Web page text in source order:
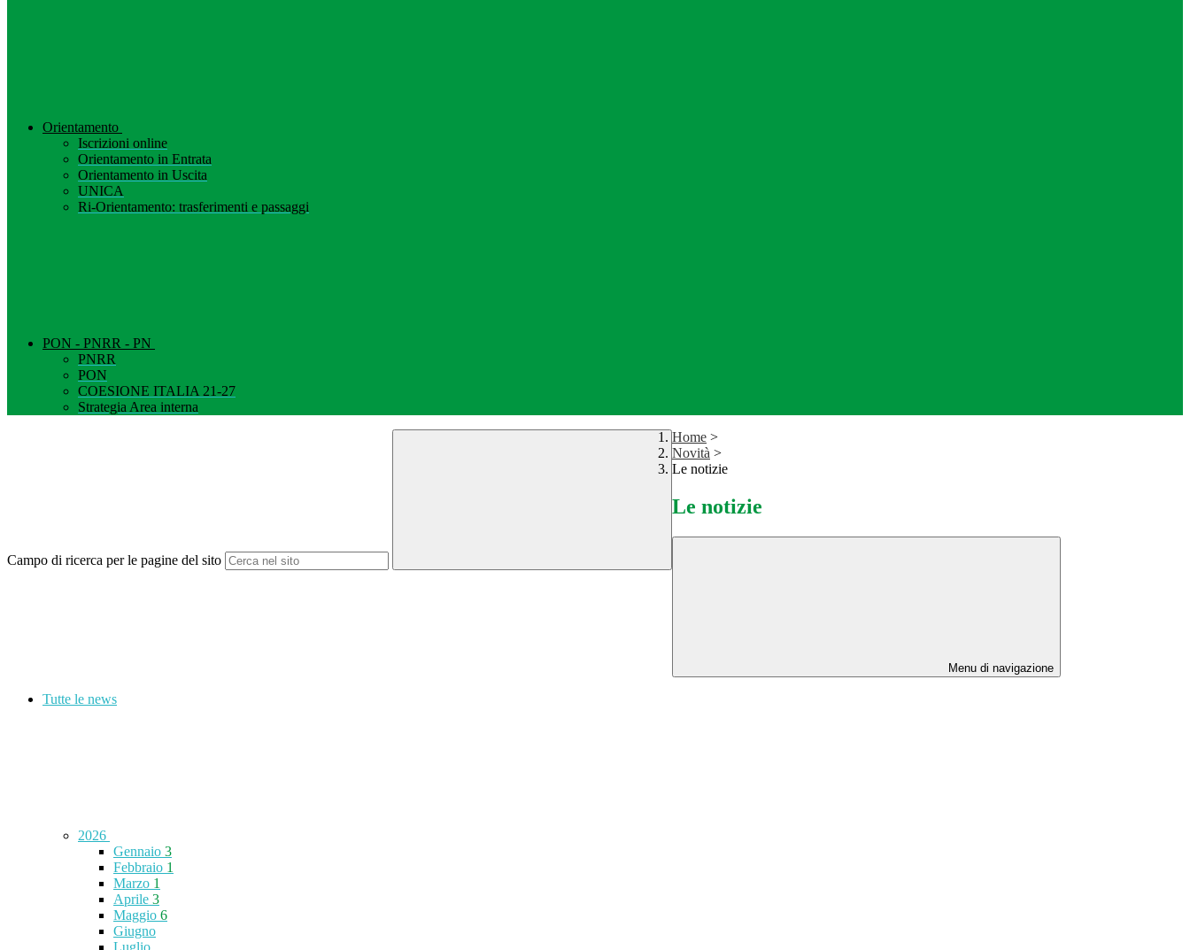
Orientamento
Iscrizioni online
Orientamento in Entrata
Orientamento in Uscita
UNICA
Ri-Orientamento: trasferimenti e passaggi
PON - PNRR - PN
PNRR
PON
COESIONE ITALIA 21-27
Strategia Area interna
Campo di ricerca per le pagine del sito
Home >
Novità >
Le notizie
Le notizie
Menu di navigazione
Tutte le news
2026
Gennaio 3
Febbraio 1
Marzo 1
Aprile 3
Maggio 6
Giugno